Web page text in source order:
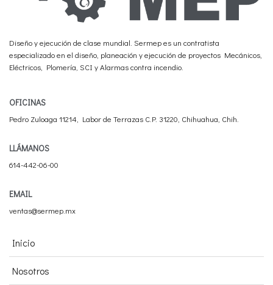
Diseño y ejecución de clase mundial. Sermep es un contratista
especializado en el diseño, planeación y ejecución de proyectos Mecánicos,
Eléctricos, Plomería, SCI y Alarmas contra incendio.
OFICINAS
Pedro Zuloaga 11214, Labor de Terrazas C.P. 31220, Chihuahua, Chih.
LLÁMANOS
614-442-06-00
EMAIL
ventas@sermep.mx
Inicio
Nosotros